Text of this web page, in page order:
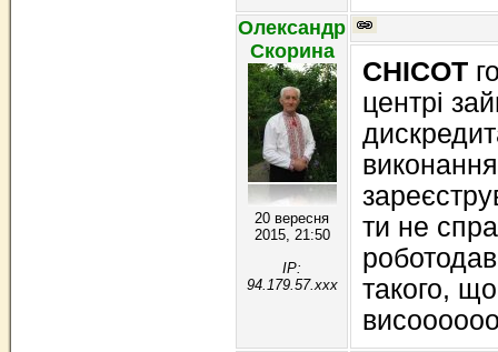
Олександр
Скорина
20 вересня
2015, 21:50
IP:
94.179.57.xxx
CHICOT
центрі
ти не
такого,